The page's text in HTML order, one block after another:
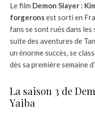
Le film Demon Slayer :
forgeronsest sorti en
fans se sont rués dans
suite des aventures de
un énorme succès, se
dès sa première semaine
La saison 3 de
Yaiba